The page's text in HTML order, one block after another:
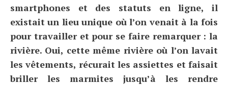
smartphones et des statuts en ligne, il
existait un lieu unique où l’on venait à la fois
pour travailler et pour se faire remarquer : la
rivière. Oui, cette même rivière où l’on lavait
les vêtements, récurait les assiettes et faisait
briller les marmites jusqu’à les rendre